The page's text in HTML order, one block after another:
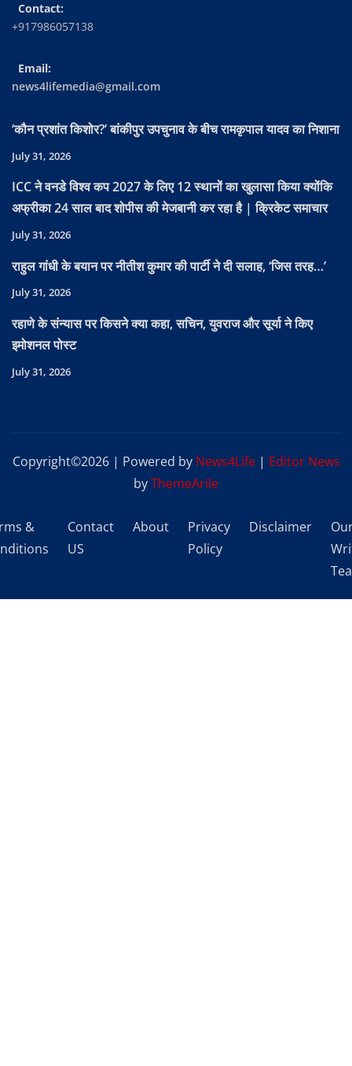
Contact:
+917986057138
Email:
news4lifemedia@gmail.com
‘कौन प्रशांत किशोर?’ बांकीपुर उपचुनाव के बीच रामकृपाल यादव का निशाना
July 31, 2026
ICC ने वनडे विश्व कप 2027 के लिए 12 स्थानों का खुलासा किया क्योंकि
अफ्रीका 24 साल बाद शोपीस की मेजबानी कर रहा है | क्रिकेट समाचार
July 31, 2026
राहुल गांधी के बयान पर नीतीश कुमार की पार्टी ने दी सलाह, ‘जिस तरह…’
July 31, 2026
रहाणे के संन्यास पर किसने क्या कहा, सचिन, युवराज और सूर्या ने किए
इमोशनल पोस्ट
July 31, 2026
Copyright©2026 | Powered by News4Life | Editor News
byThemeArile
&
Contact
US
About
Privacy
Policy
Disclaimer